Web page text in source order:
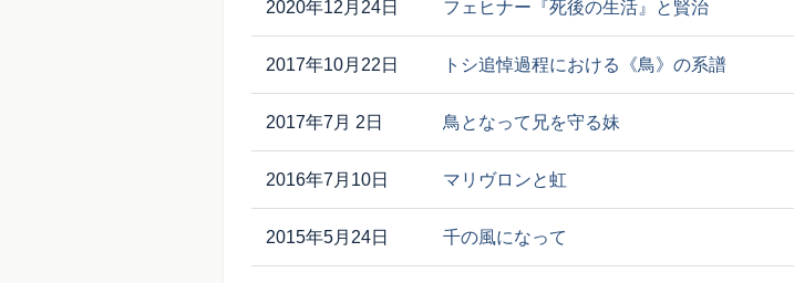
2020年12月24日 フェヒナー『死後の生活』と賢治
2017年10月22日 トシ追悼過程における《鳥》の系譜
2017年7月 2日 鳥となって兄を守る妹
2016年7月10日 マリヴロンと虹
2015年5月24日 千の風になって